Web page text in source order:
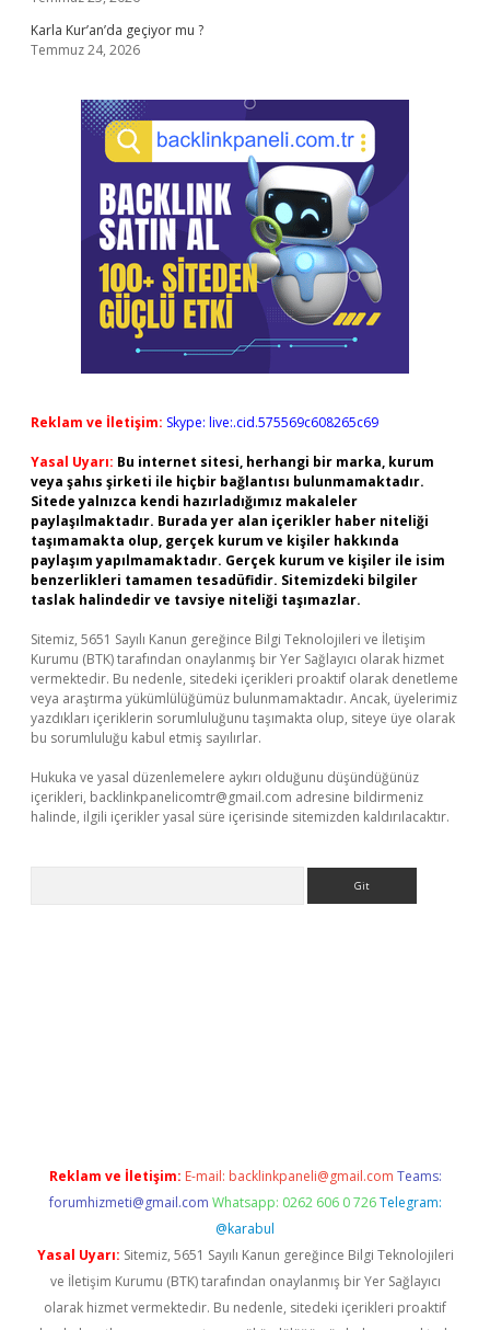
Karla Kur’an’da geçiyor mu ?
Temmuz 24, 2026
Reklam ve İletişim: Skype: live:.cid.575569c608265c69
Yasal Uyarı: Bu internet sitesi, herhangi bir marka, kurum
veya şahıs şirketi ile hiçbir bağlantısı bulunmamaktadır.
Sitede yalnızca kendi hazırladığımız makaleler
paylaşılmaktadır. Burada yer alan içerikler haber niteliği
taşımamakta olup, gerçek kurum ve kişiler hakkında
paylaşım yapılmamaktadır. Gerçek kurum ve kişiler ile isim
benzerlikleri tamamen tesadüfidir. Sitemizdeki bilgiler
taslak halindedir ve tavsiye niteliği taşımazlar.
Sitemiz, 5651 Sayılı Kanun gereğince Bilgi Teknolojileri ve İletişim
Kurumu (BTK) tarafından onaylanmış bir Yer Sağlayıcı olarak hizmet
vermektedir. Bu nedenle, sitedeki içerikleri proaktif olarak denetleme
veya araştırma yükümlülüğümüz bulunmamaktadır. Ancak, üyelerimiz
yazdıkları içeriklerin sorumluluğunu taşımakta olup, siteye üye olarak
bu sorumluluğu kabul etmiş sayılırlar.
Hukuka ve yasal düzenlemelere aykırı olduğunu düşündüğünüz
içerikleri, backlinkpanelicomtr@gmail.com adresine bildirmeniz
halinde, ilgili içerikler yasal süre içerisinde sitemizden kaldırılacaktır.
Reklam ve İletişim: E-mail: backlinkpaneli@gmail.com Teams:
forumhizmeti@gmail.com Whatsapp: 0262 606 0 726 Telegram:
@karabul
Yasal Uyarı: Sitemiz, 5651 Sayılı Kanun gereğince Bilgi Teknolojileri
ve İletişim Kurumu (BTK) tarafından onaylanmış bir Yer Sağlayıcı
olarak hizmet vermektedir. Bu nedenle, sitedeki içerikleri proaktif